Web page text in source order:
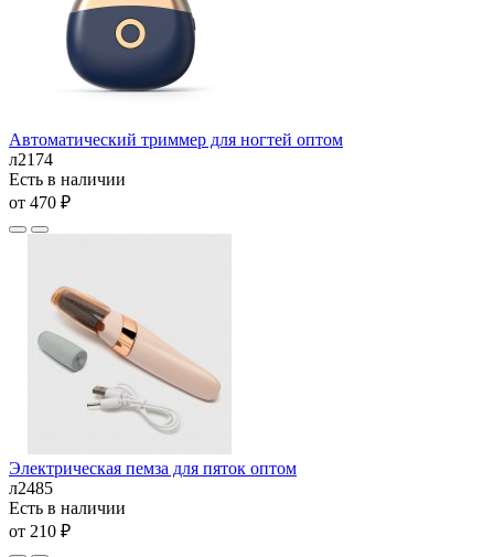
Автоматический триммер для ногтей оптом
л2174
Есть в наличии
от 470 ₽
Электрическая пемза для пяток оптом
л2485
Есть в наличии
от 210 ₽